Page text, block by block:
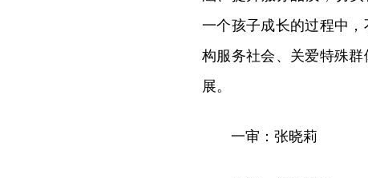
一个孩子成长的过程中
构服务社会、关爱特殊
展。
一审：张晓莉